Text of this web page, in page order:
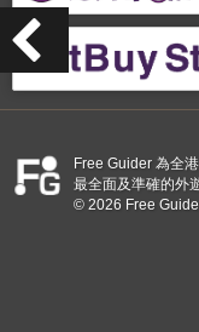
Free Guider 為全
最全面及準確的外
© 2026 Free